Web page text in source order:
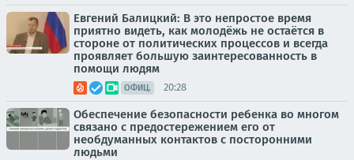
Евгений Балицкий: В это непростое время
приятно видеть, как молодёжь не остаётся в
стороне от политических процессов и всегда
проявляет большую заинтересованность в
помощи людям
ОФИЦ. 20:28
Обеспечение безопасности ребенка во многом
связано с предостережением его от
необдуманных контактов с посторонними
людьми